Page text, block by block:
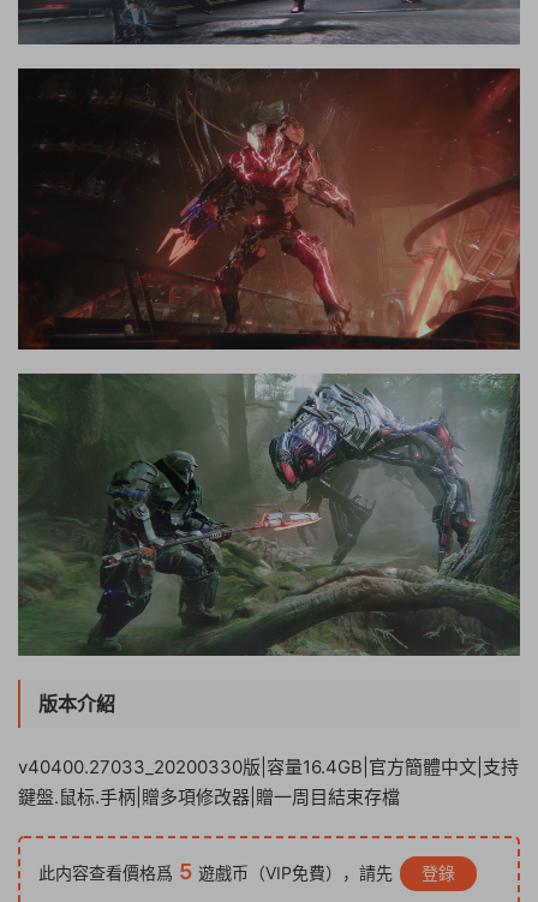
版本介紹
v40400.27033_20200330版|容量16.4GB|官方簡體中文|支持
鍵盤.鼠标.手柄|贈多項修改器|贈一周目結束存檔
此内容查看價格爲 5 遊戲币（VIP免費），請先 登錄